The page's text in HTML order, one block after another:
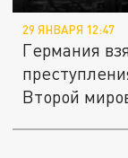
29 ЯНВАРЯ 12:47
Германия
Второй